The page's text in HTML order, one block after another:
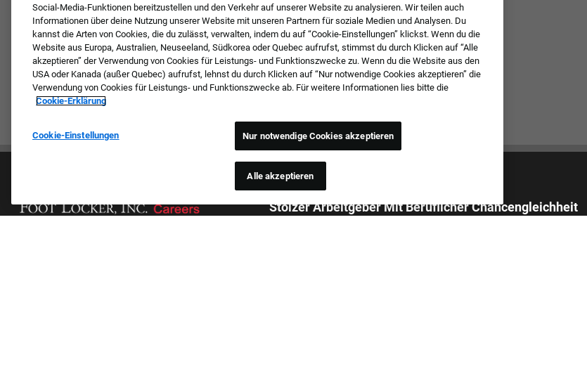
Stolzer Arbeitgeber Mit Beruflicher Chancengleichheit
Social-Media-Funktionen bereitzustellen und den Verkehr auf unserer Website zu analysieren. Wir teilen auch
Informationen über deine Nutzung unserer Website mit unseren Partnern für soziale Medien und Analysen. Du
kannst die Arten von Cookies, die du zulässt, verwalten, indem du auf “Cookie-Einstellungen” klickst. Wenn du die
Website aus Europa, Australien, Neuseeland, Südkorea oder Quebec aufrufst, stimmst du durch Klicken auf “Alle
akzeptieren” der Verwendung von Cookies für Leistungs- und Funktionszwecke zu. Wenn du die Website aus den
USA oder Kanada (außer Quebec) aufrufst, lehnst du durch Klicken auf “Nur notwendige Cookies akzeptieren” die
Verwendung von Cookies für Leistungs- und Funktionszwecke ab. Für weitere Informationen lies bitte die
Cookie-Erklärung
Cookie-Einstellungen Nur notwendige Cookies akzeptieren
Alle akzeptieren